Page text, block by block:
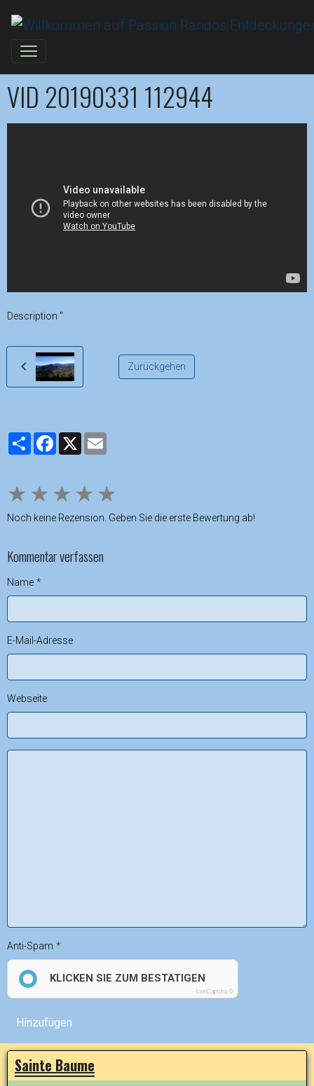
VID 20190331 112944
Description "
Zurückgehen
PartagerFacebook
★ ★ ★ ★ ★
Noch keine Rezension. Geben Sie die erste Bewertung ab!
Kommentar verfassen
Name
E-Mail-Adresse
Webseite
Anti-Spam
KLICKEN SIE ZUM BESTÄTIGEN
IconCaptcha ©
Hinzufügen
Sainte Baume